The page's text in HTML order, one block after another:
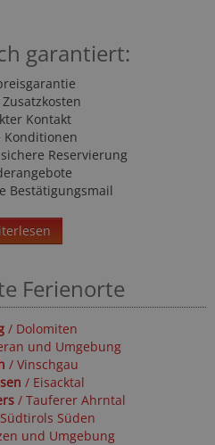
garantiert:
Kontakt
Konditionen
Reservierung
Bestätigungsmail
Ferienorte
/ Dolomiten
und Umgebung
/ Vinschgau
/ Eisacktal
/ Tauferer Ahrntal
Süden
und Umgebung